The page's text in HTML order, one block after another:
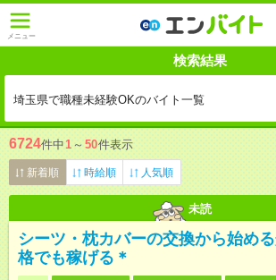
メニュー
検索結果
埼玉県で職種未経験OKのバイト一覧
6724件中1 ～ 50件表示
新着順 時給順 人気順
未読
シーツ・枕カバーの交換から始め
格でも稼げる＊